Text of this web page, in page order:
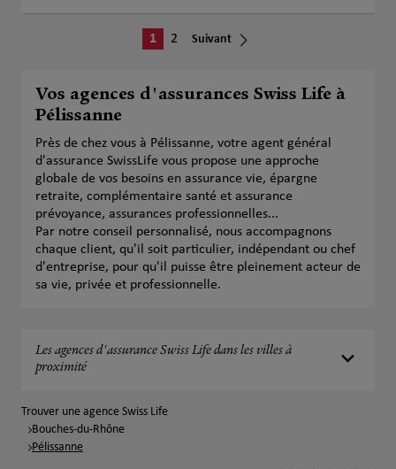
1 2 Suivant
Vos agences d'assurances Swiss Life à
Pélissanne
Près de chez vous à Pélissanne, votre agent général
d'assurance SwissLife vous propose une approche
globale de vos besoins en assurance vie, épargne
retraite, complémentaire santé et assurance
prévoyance, assurances professionnelles...
Par notre conseil personnalisé, nous accompagnons
chaque client, qu'il soit particulier, indépendant ou chef
d'entreprise, pour qu'il puisse être pleinement acteur de
sa vie, privée et professionnelle.
Les agences d'assurance Swiss Life dans les villes à
proximité
Trouver une agence Swiss Life
Bouches-du-Rhône
Pélissanne